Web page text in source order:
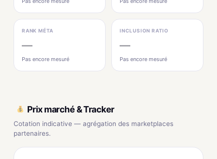
RANK MÉTA
—
Pas encore mesuré
INCLUSION RATIO
—
Pas encore mesuré
Prix marché & Tracker
Cotation indicative — agrégation des marketplaces
partenaires.